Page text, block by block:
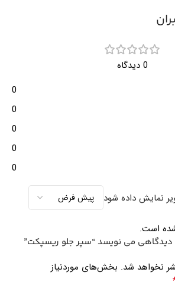
0 دیدگاه
0
0
0
0
0
نمایش داده شود
است.
دیدگاهی می نویسد “سپر جلو ریسپکت”
نخواهد شد. بخش‌های موردنیاز